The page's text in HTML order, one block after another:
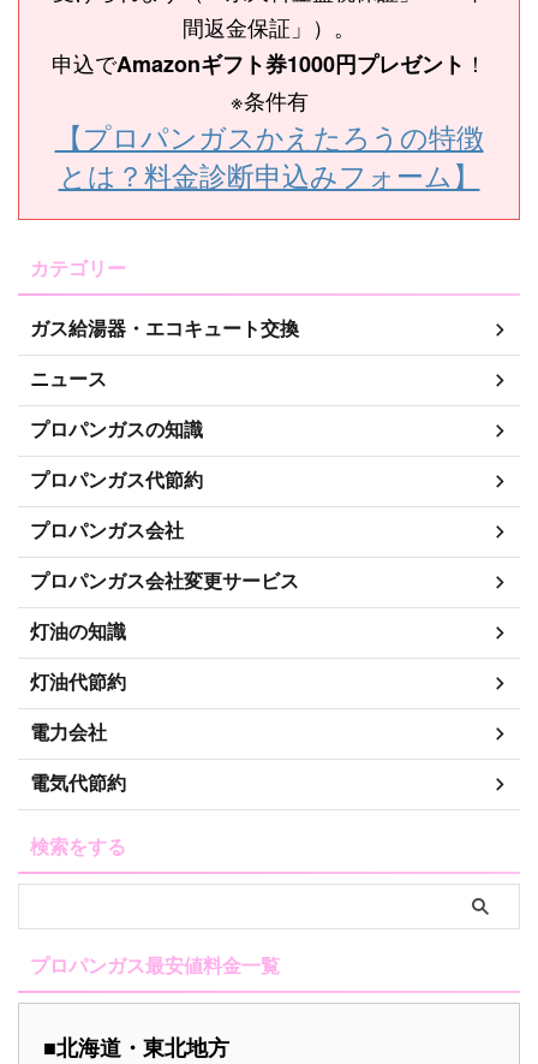
間返金保証」）。
申込でAmazonギフト券1000円プレゼント ！
※条件有
【プロパンガスかえたろうの特徴
とは？料金診断申込みフォーム】
カテゴリー
ガス給湯器・エコキュート交換
ニュース
プロパンガスの知識
プロパンガス代節約
プロパンガス会社
プロパンガス会社変更サービス
灯油の知識
灯油代節約
電力会社
電気代節約
検索をする
プロパンガス最安値料金一覧
■北海道・東北地方